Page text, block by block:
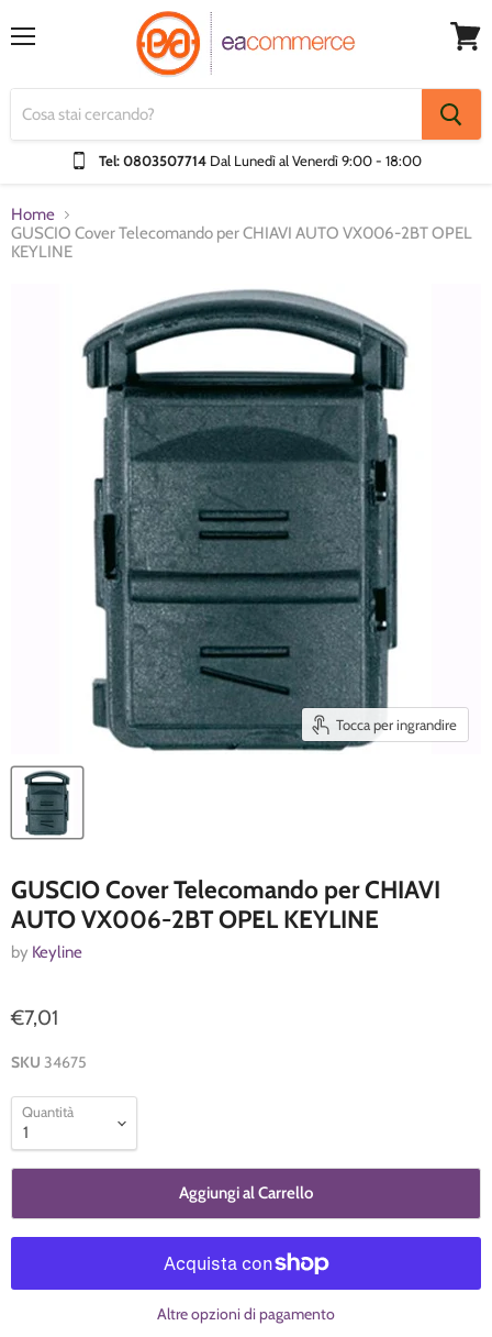
Tel: 0803507714 Dal Lunedì al Venerdì9:00 - 18:00
Home
GUSCIO Cover Telecomando per CHIAVI AUTO VX006-2BT OPEL
KEYLINE
Tocca per ingrandire
GUSCIO Cover Telecomando per CHIAVI
AUTO VX006-2BT OPEL KEYLINE
by Keyline
€7,01
SKU 34675
Quantità
Aggiungi al Carrello
Altre opzioni di pagamento